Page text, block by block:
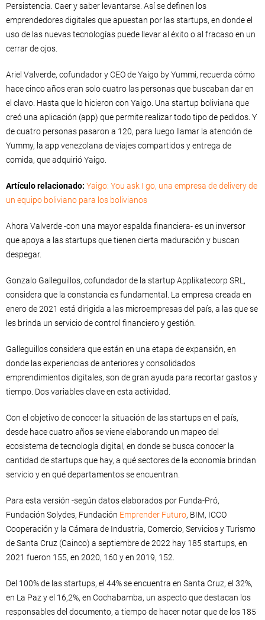
Persistencia. Caer y saber levantarse. Así se definen los
emprendedores digitales que apuestan por las startups, en donde el
uso de las nuevas tecnologías puede llevar al éxito o al fracaso en un
cerrar de ojos.
Ariel Valverde, cofundador y CEO de Yaigo by Yummi, recuerda cómo
hace cinco años eran solo cuatro las personas que buscaban dar en
el clavo. Hasta que lo hicieron con Yaigo. Una startup boliviana que
creó una aplicación (app) que permite realizar todo tipo de pedidos. Y
de cuatro personas pasaron a 120, para luego llamar la atención de
Yummy, la app venezolana de viajes compartidos y entrega de
comida, que adquirió Yaigo.
Artículo relacionado: Yaigo: You ask I go, una empresa de delivery de
un equipo boliviano para los bolivianos
Ahora Valverde -con una mayor espalda financiera- es un inversor
que apoya a las startups que tienen cierta maduración y buscan
despegar.
Gonzalo Galleguillos, cofundador de la startup Applikatecorp SRL,
considera que la constancia es fundamental. La empresa creada en
enero de 2021 está dirigida a las microempresas del país, a las que se
les brinda un servicio de control financiero y gestión.
Galleguillos considera que están en una etapa de expansión, en
donde las experiencias de anteriores y consolidados
emprendimientos digitales, son de gran ayuda para recortar gastos y
tiempo. Dos variables clave en esta actividad.
Con el objetivo de conocer la situación de las startups en el país,
desde hace cuatro años se viene elaborando un mapeo del
ecosistema de tecnología digital, en donde se busca conocer la
cantidad de startups que hay, a qué sectores de la economía brindan
servicio y en qué departamentos se encuentran.
Para esta versión -según datos elaborados por Funda-Pró,
Fundación Solydes, Fundación Emprender Futuro, BIM, ICCO
Cooperación y la Cámara de Industria, Comercio, Servicios y Turismo
de Santa Cruz (Cainco) a septiembre de 2022 hay 185 startups, en
2021 fueron 155, en 2020, 160 y en 2019, 152.
Del 100% de las startups, el 44% se encuentra en Santa Cruz, el 32%,
en La Paz y el 16,2%, en Cochabamba, un aspecto que destacan los
responsables del documento, a tiempo de hacer notar que de los 185